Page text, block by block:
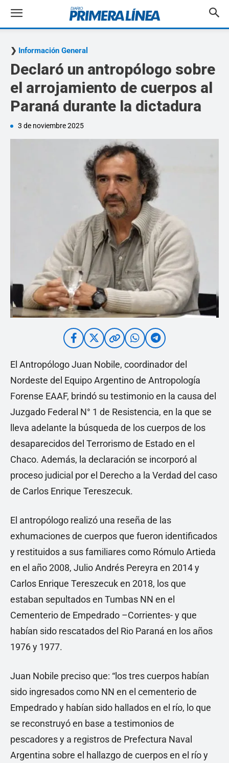
Información General
Declaró un antropólogo sobre
el arrojamiento de cuerpos al
Paraná durante la dictadura
3 de noviembre 2025
El Antropólogo Juan Nobile, coordinador del
Nordeste del Equipo Argentino de Antropología
Forense EAAF, brindó su testimonio en la causa del
Juzgado Federal N° 1 de Resistencia, en la que se
lleva adelante la búsqueda de los cuerpos de los
desaparecidos del Terrorismo de Estado en el
Chaco. Además, la declaración se incorporó al
proceso judicial por el Derecho a la Verdad del caso
de Carlos Enrique Tereszecuk.
El antropólogo realizó una reseña de las
exhumaciones de cuerpos que fueron identificados
y restituidos a sus familiares como Rómulo Artieda
en el año 2008, Julio Andrés Pereyra en 2014 y
Carlos Enrique Tereszecuk en 2018, los que
estaban sepultados en Tumbas NN en el
Cementerio de Empedrado –Corrientes- y que
habían sido rescatados del Rio Paraná en los años
1976 y 1977.
Juan Nobile preciso que: “los tres cuerpos habían
sido ingresados como NN en el cementerio de
Empedrado y habían sido hallados en el río, lo que
se reconstruyó en base a testimonios de
pescadores y a registros de Prefectura Naval
Argentina sobre el hallazgo de cuerpos en el río y